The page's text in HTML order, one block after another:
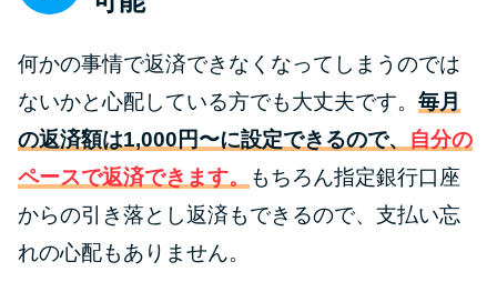
街金とは？絶対審査通る？借金
に悩む人へ街金をおすすめしな
い理由
質屋でお金を借りるには？年利
やシステムをカードローンと比
何かの事情で返済できなくなってしまうのでは
ないかと心配している方でも大丈夫です。 毎月
の返済額は1,000円〜に設定できるので、 自分の
ペースで返済できます。
もちろん指定銀行口座
からの引き落とし返済もできるので、支払い忘
れの心配もありません。